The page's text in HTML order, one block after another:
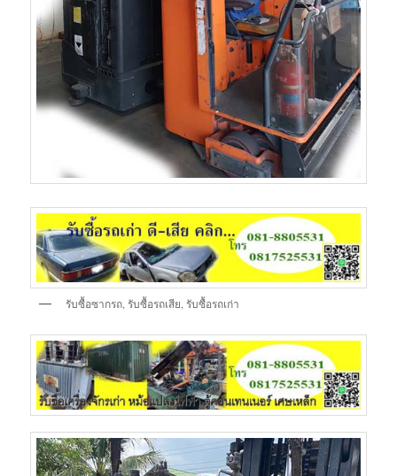
รับซื้อซากรถ, รับซื้อรถเสีย, รับซื้อรถเก่า